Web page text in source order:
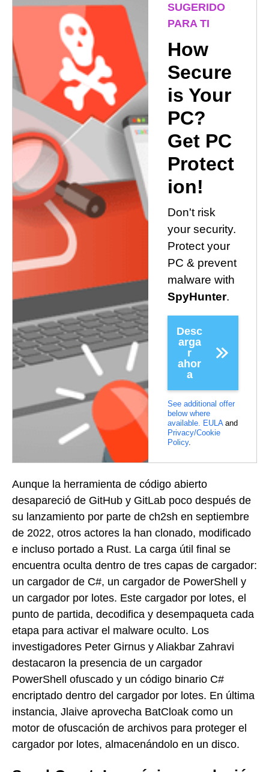
SUGERIDO
PARA TI
How
Secure
is Your
PC?
Get PC
Protect
ion!
Don't risk
your security.
Protect your
PC & prevent
malware with
SpyHunter.
Desc
arga
r
ahor
a
See additional offer
below where
available. EULAand
Privacy/Cookie
Policy.
Aunque la herramienta de código abierto
desapareció de GitHub y GitLab poco después de
su lanzamiento por parte de ch2sh en septiembre
de 2022, otros actores la han clonado, modificado
e incluso portado a Rust. La carga útil final se
encuentra oculta dentro de tres capas de cargador:
un cargador de C#, un cargador de PowerShell y
un cargador por lotes. Este cargador por lotes, el
punto de partida, decodifica y desempaqueta cada
etapa para activar el malware oculto. Los
investigadores Peter Girnus y Aliakbar Zahravi
destacaron la presencia de un cargador
PowerShell ofuscado y un código binario C#
encriptado dentro del cargador por lotes. En última
instancia, Jlaive aprovecha BatCloak como un
motor de ofuscación de archivos para proteger el
cargador por lotes, almacenándolo en un disco.